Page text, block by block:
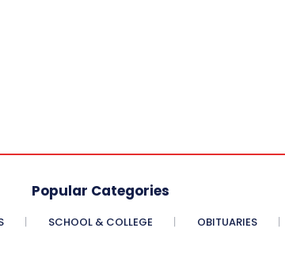
Popular Categories
SCHOOL & COLLEGE OBITUARIES